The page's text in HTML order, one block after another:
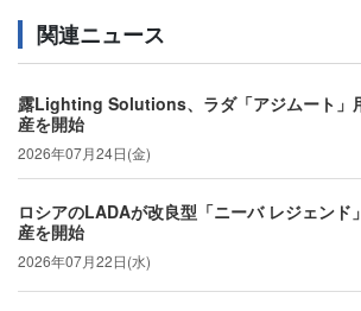
関連ニュース
露Lighting Solutions、ラダ「アジムート」
産を開始
2026年07月24日(金)
ロシアのLADAが改良型「ニーバ レジェンド
産を開始
2026年07月22日(水)